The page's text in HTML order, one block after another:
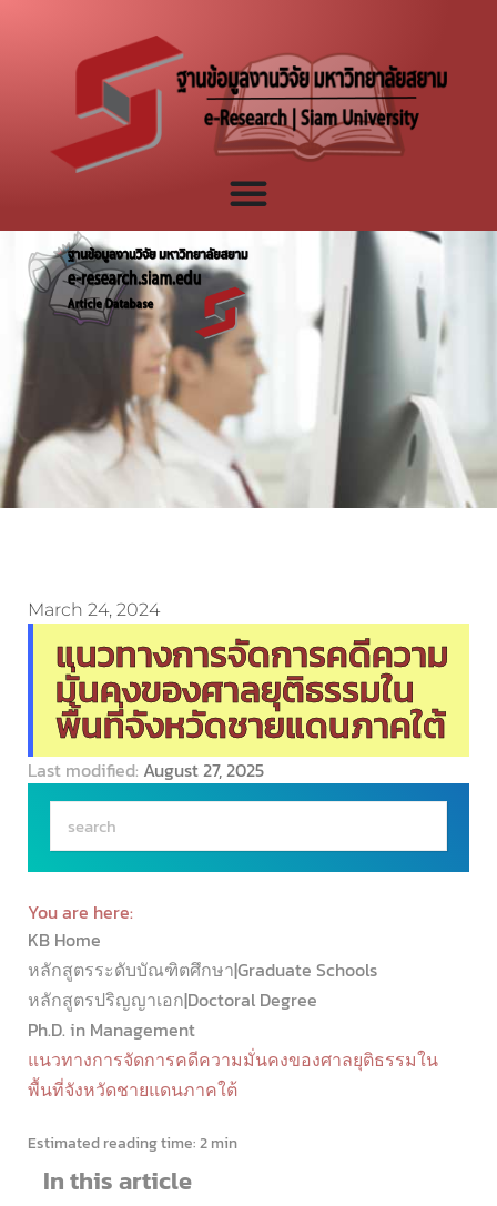
March 24, 2024
แนวทางการจัดการคดีความ
มั่นคงของศาลยุติธรรมใน
พื้นที่จังหวัดชายแดนภาคใต้
Last modified: August 27, 2025
You are here:
KB Home
หลักสูตรระดับบัณฑิตศึกษา|Graduate Schools
หลักสูตรปริญญาเอก|Doctoral Degree
Ph.D. in Management
แนวทางการจัดการคดีความมั่นคงของศาลยุติธรรมใน
พื้นที่จังหวัดชายแดนภาคใต้
Estimated reading time:2 min
In this article